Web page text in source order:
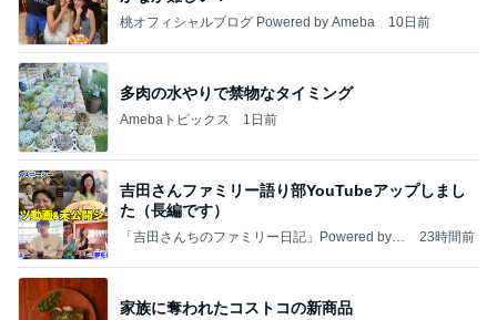
桃オフィシャルブログ Powered by Ameba 10日前
多肉の水やりで禁物なタイミング
Amebaトピックス 1日前
吉田さんファミリー語り部YouTubeアップしまし
た（長編です）
「吉田さんちのファミリー日記」Powered by A
23時間前
家族に奪われたコストコの新商品